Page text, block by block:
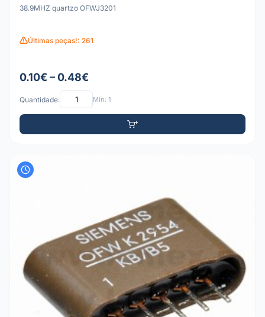
38.9MHZ quartzo OFWJ3201
Últimas peças!: 261
0.10€ – 0.48€
Quantidade: Mín: 1